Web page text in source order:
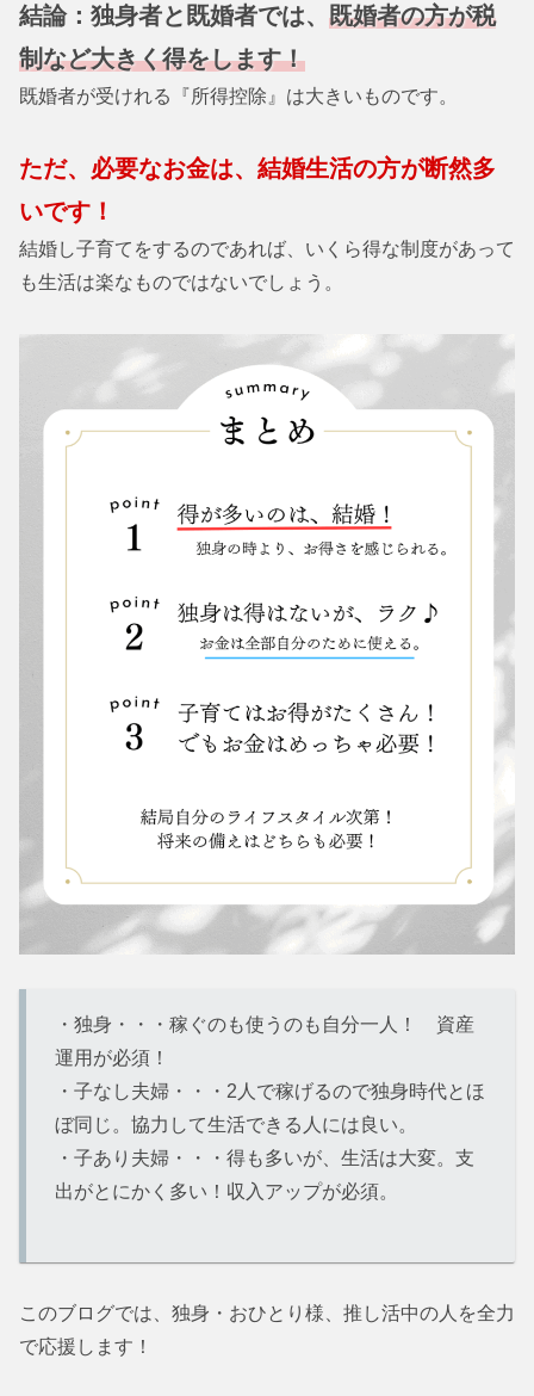
結論：独身者と既婚者では、 既婚者の方が税
制など大きく得をします！
既婚者が受けれる『所得控除』は大きいものです。
ただ、必要なお金は、結婚生活の方が断然多
いです！
結婚し子育てをするのであれば、いくら得な制度があって
も生活は楽なものではないでしょう。
・独身・・・稼ぐのも使うのも自分一人！ 資産
運用が必須！
・子なし夫婦・・・2人で稼げるので独身時代とほ
ぼ同じ。協力して生活できる人には良い。
・子あり夫婦・・・得も多いが、生活は大変。支
出がとにかく多い！収入アップが必須。
このブログでは、独身・おひとり様、推し活中の人を全力
で応援します！